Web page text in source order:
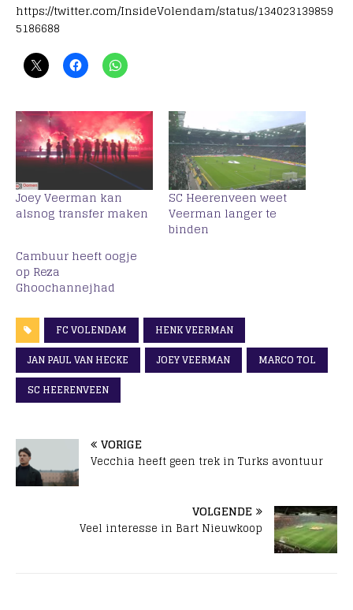
https://twitter.com/InsideVolendam/status/134023139859
5186688
Joey Veerman kan
alsnog transfer maken
SC Heerenveen weet
Veerman langer te
binden
Cambuur heeft oogje
op Reza
Ghoochannejhad
FC VOLENDAM
HENK VEERMAN
JAN PAUL VAN HECKE
JOEY VEERMAN
MARCO TOL
SC HEERENVEEN
VORIGE
Vecchia heeft geen trek in Turks avontuur
VOLGENDE
Veel interesse in Bart Nieuwkoop